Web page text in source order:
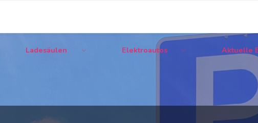
Ladesäulen Elektroautos Aktuelle